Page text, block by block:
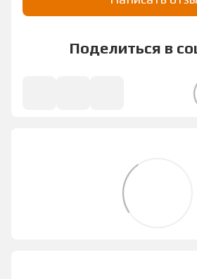
Поделиться в